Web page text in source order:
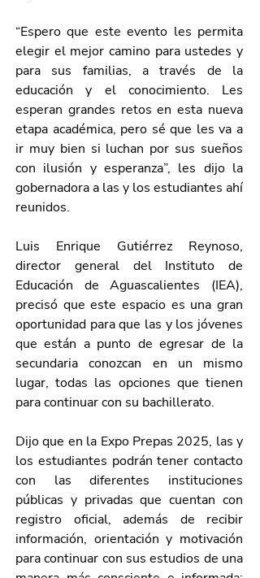
“Espero que este evento les permita
elegir el mejor camino para ustedes y
para sus familias, a través de la
educación y el conocimiento. Les
esperan grandes retos en esta nueva
etapa académica, pero sé que les va a
ir muy bien si luchan por sus sueños
con ilusión y esperanza”, les dijo la
gobernadora a las y los estudiantes ahí
reunidos.
Luis Enrique Gutiérrez Reynoso,
director general del Instituto de
Educación de Aguascalientes (IEA),
precisó que este espacio es una gran
oportunidad para que las y los jóvenes
que están a punto de egresar de la
secundaria conozcan en un mismo
lugar, todas las opciones que tienen
para continuar con su bachillerato.
Dijo que en la Expo Prepas 2025, las y
los estudiantes podrán tener contacto
con las diferentes instituciones
públicas y privadas que cuentan con
registro oficial, además de recibir
información, orientación y motivación
para continuar con sus estudios de una